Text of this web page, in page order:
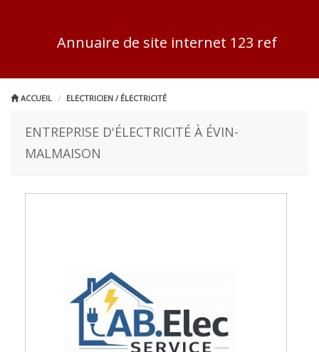
Annuaire de site internet 123 ref
ACCUEIL ELECTRICIEN / ÉLECTRICITÉ
ENTREPRISE D'ÉLECTRICITÉ À ÉVIN-
MALMAISON